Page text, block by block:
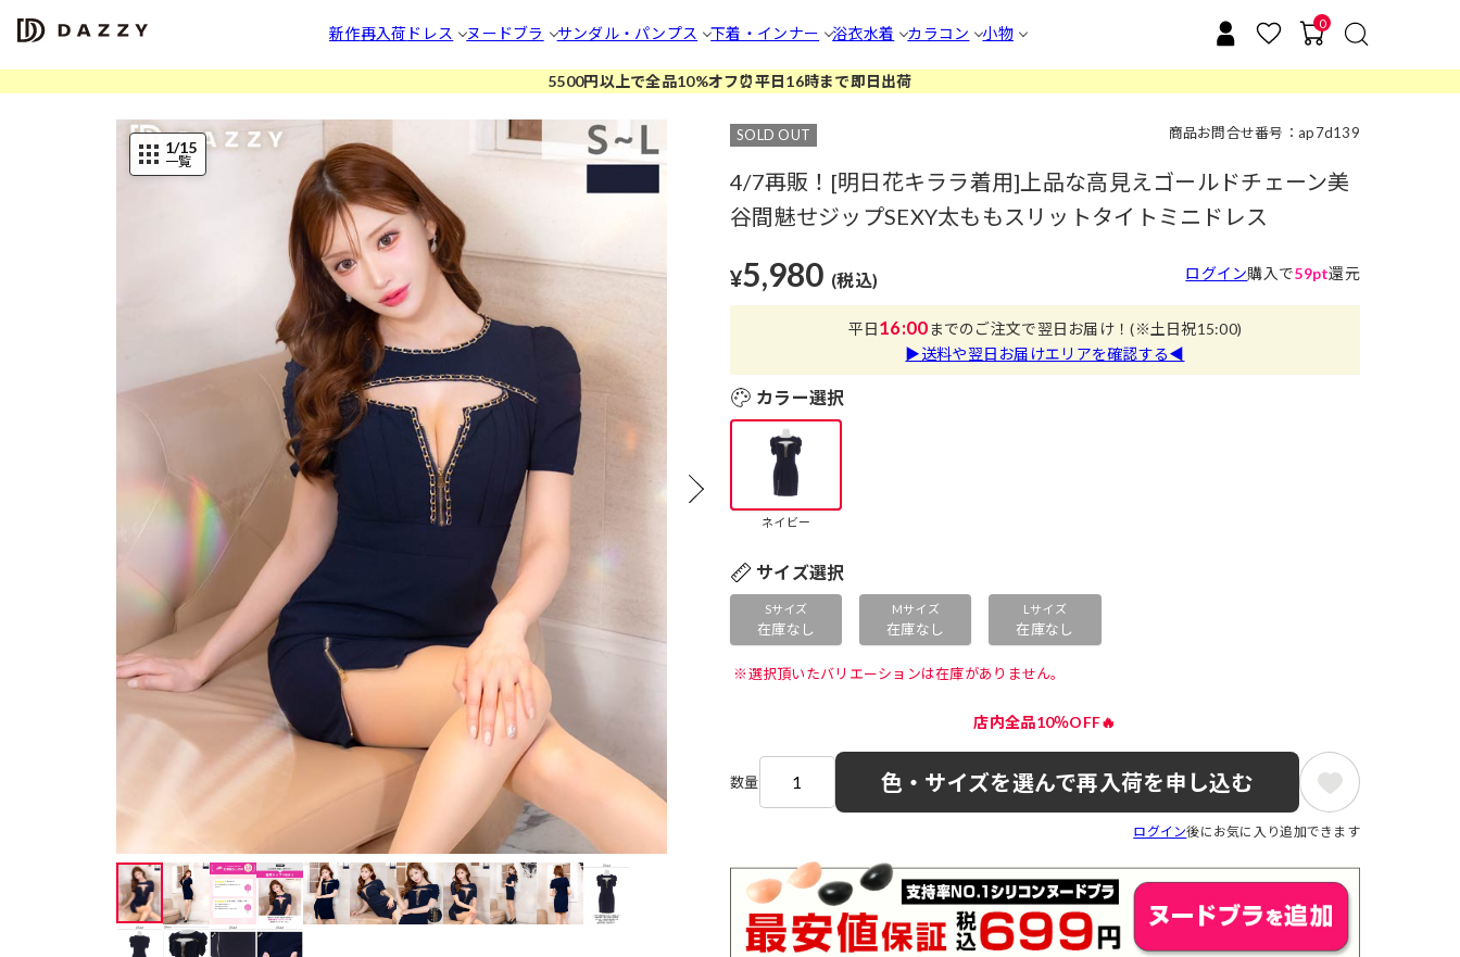
新作再入荷 ドレス ヌードブラ サンダル・パンプス 下着・インナー 浴衣水着 カラコン 小物
0
5500円以上で全品10%オフ⏰平日16時まで即日出荷
1/15
一覧
SOLD OUT 商品お問合せ番号：ap7d139
4/7再販！[明日花キララ着用]上品な高見えゴールドチェーン美
谷間魅せジップSEXY太ももスリットタイトミニドレス
¥5,980 (税込) ログイン購入で59pt還元
平日16:00までのご注文で翌日お届け！(※土日祝15:00)
▶送料や翌日お届けエリアを確認する◀
カラー選択
ネイビー
サイズ選択
Sサイズ
在庫なし
Mサイズ
在庫なし
Lサイズ
在庫なし
※選択頂いたバリエーションは在庫がありません。
店内全品10％OFF🔥
数量 色・サイズを選んで再入荷を申し込む
ログイン後にお気に入り追加できます